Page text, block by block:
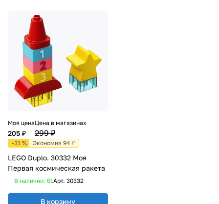
Моя цена
205 ₽
Цена в магазинах
299 ₽
-31 % Экономия 94 ₽
LEGO Duplo. 30332 Моя
Первая космическая ракета
В наличии: 61Арт. 30332
В корзину